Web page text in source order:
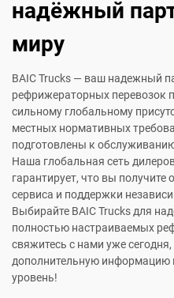
надёжный
миру
BAIC Trucks — ваш надежный
рефрижераторных перевозок
сильному глобальному
местных нормативных
подготовлены к
Наша глобальная сеть
гарантирует, что вы
сервиса и поддержки
Выбирайте BAIC Trucks для
полностью настраиваемых
свяжитесь с нами уже
дополнительную информацию
уровень!